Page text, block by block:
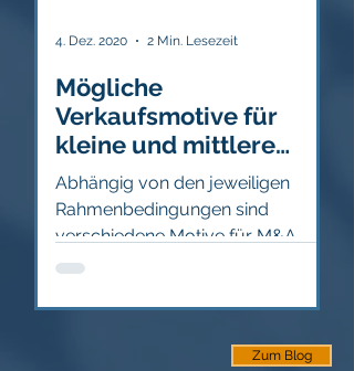
Mögliche
Verkaufsmotive für
kleine und mittlere
Unternehmen
Abhängig von den jeweiligen
Rahmenbedingungen sind
verschiedene Motive für M&A-
Aktivitäten denkbar. Die folgenden
4. Dez. 2020 2 Min. Lesezeit
Zum Blog